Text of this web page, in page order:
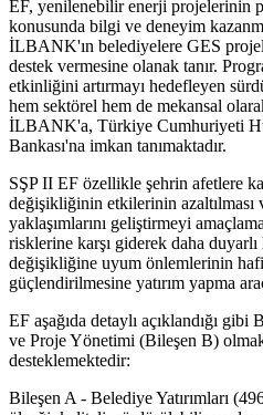
EF, yenilenebilir enerji projelerinin
konusunda bilgi ve deneyim
İLBANK'ın belediyelere GES
destek vermesine olanak tanır.
etkinliğini artırmayı hedefleyen
hem sektörel hem de mekansal
İLBANK'a, Türkiye Cumhuriyeti
Bankası'na imkan tanımaktadır.
SŞP II EF özellikle şehrin afetlere
değişikliğinin etkilerinin
yaklaşımlarını geliştirmeyi
risklerine karşı giderek daha
değişikliğine uyum önlemlerinin
güçlendirilmesine yatırım yapma
EF aşağıda detaylı açıklandığı gibi
ve Proje Yönetimi (Bileşen B)
desteklemektedir:
Bileşen A - Belediye Yatırımları